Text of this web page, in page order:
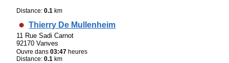
Distance:0.1 km
Thierry De Mullenheim
11 Rue Sadi Carnot
92170 Vanves
Ouvre dans03:47 heures
Distance:0.1 km